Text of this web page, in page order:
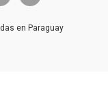
en Paraguay